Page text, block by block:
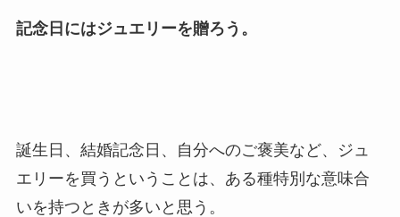
記念日にはジュエリーを贈ろう。
誕生日、結婚記念日、自分へのご褒美など、ジュ
エリーを買うということは、ある種特別な意味合
いを持つときが多いと思う。